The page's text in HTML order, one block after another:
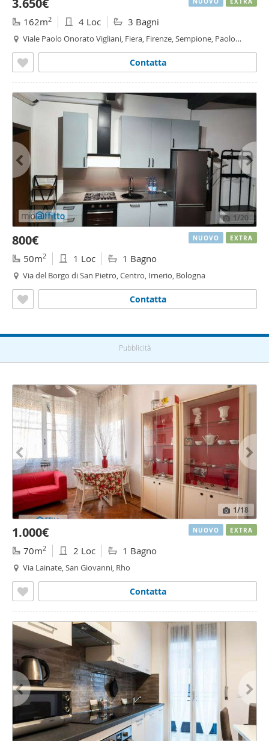
3.650€
162m2 4 Loc 3 Bagni
Viale Paolo Onorato Vigliani, Fiera, Firenze, Sempione, Paolo
Contatta
1/20
800€
50m2 1 Loc 1 Bagno
Via del Borgo di San Pietro, Centro, Irnerio, Bologna
Contatta
NUOVO EXTRA
Pubblicità
1/18
1.000€
70m2 2 Loc 1 Bagno
Via Lainate, San Giovanni, Rho
Contatta
NUOVO EXTRA